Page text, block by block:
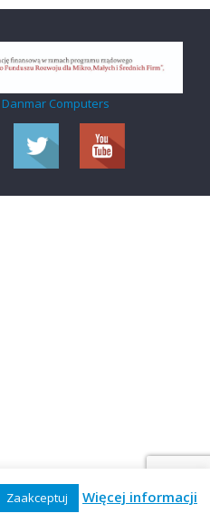
Danmar Computers
Zaakceptuj Więcej informacji